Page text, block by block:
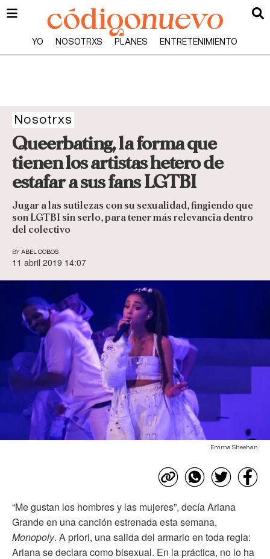
YO NOSOTRXS PLANES ENTRETENIMIENTO
Nosotrxs
Queerbating, la forma que
tienen los artistas hetero de
estafar a sus fans LGTBI
Jugar a las sutilezas con su sexualidad, fingiendo que
son LGTBI sin serlo, para tener más relevancia dentro
del colectivo
BY ABEL COBOS
11 abril 2019 14:07
Emma Sheehan
“Me gustan los hombres y las mujeres”, decía Ariana
Grande en una canción estrenada esta semana,
Monopoly. A priori, una salida del armario en toda regla:
Ariana se declara como bisexual. En la práctica, no lo ha